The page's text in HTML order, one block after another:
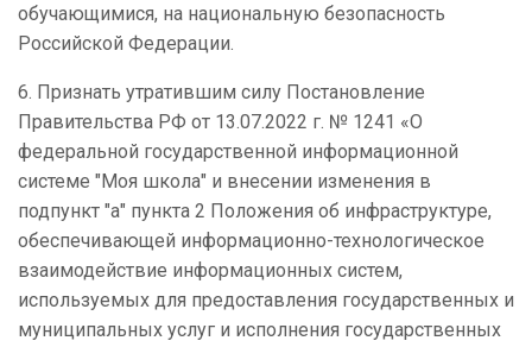
обучающимися, на национальную безопасность
Российской Федерации.
6. Признать утратившим силу Постановление
Правительства РФ от 13.07.2022 г. № 1241 «О
федеральной государственной информационной
системе "Моя школа" и внесении изменения в
подпункт "а" пункта 2 Положения об инфраструктуре,
обеспечивающей информационно-технологическое
взаимодействие информационных систем,
используемых для предоставления государственных и
муниципальных услуг и исполнения государственных